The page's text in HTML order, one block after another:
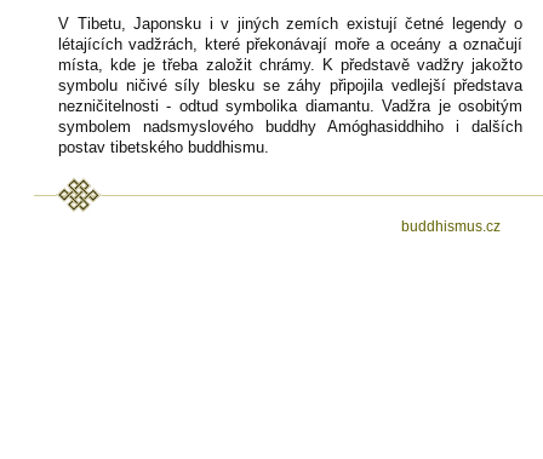
V Tibetu, Japonsku i v jiných zemích existují četné legendy o
létajících vadžrách, které překonávají moře a oceány a označují
místa, kde je třeba založit chrámy. K představě vadžry jakožto
symbolu ničivé síly blesku se záhy připojila vedlejší představa
nezničitelnosti - odtud symbolika diamantu. Vadžra je osobitým
symbolem nadsmyslového buddhy Amóghasiddhiho i dalších
postav tibetského buddhismu.
buddhismus.cz